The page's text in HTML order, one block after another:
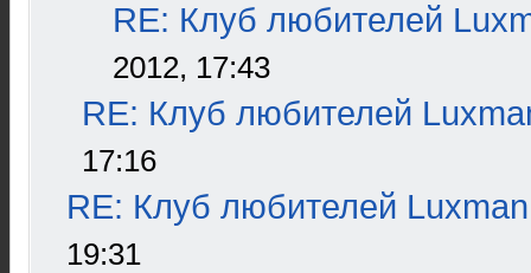
RE: Клуб любителей
2012, 17:43
RE: Клуб любителей
17:16
RE: Клуб любителей Luxman
19:31